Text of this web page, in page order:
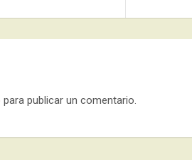
para publicar un comentario.